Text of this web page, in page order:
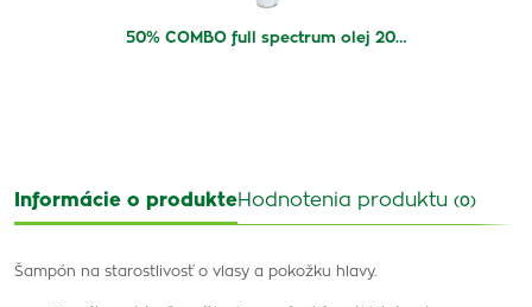
50% COMBO full spectrum olej 20…
Informácie o produkteHodnotenia produktu (0)
Šampón na starostlivosť o vlasy a pokožku hlavy.